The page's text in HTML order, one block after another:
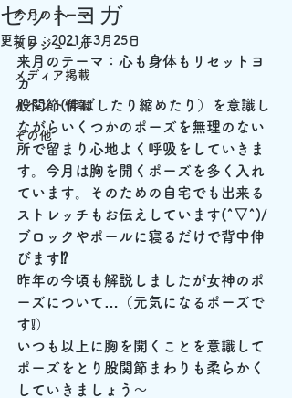
今月のテーマ
スケジュール
メディア掲載
イベント情報
その他
セットヨガ
更新日：2021年3月25日
来月のテーマ：心も身体もリセットヨ
ガ
股関節(伸ばしたり縮めたり）を意識し
ながらいくつかのポーズを無理のない
所で留まり心地よく呼吸をしていきま
す。今月は胸を開くポーズを多く入れ
ています。そのための自宅でも出来る
ストレッチもお伝えしています(^▽^)/
ブロックやポールに寝るだけで背中伸
びます⁉
昨年の今頃も解説しましたが女神のポ
ーズについて…（元気になるポーズで
す❕）
いつも以上に胸を開くことを意識して
ポーズをとり股関節まわりも柔らかく
していきましょう～